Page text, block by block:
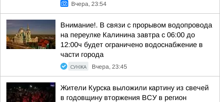
Вчера, 23:54
Внимание!. В связи с прорывом водопровода
на переулке Калинина завтра с 06:00 до
12:00ч будет ограничено водоснабжение в
части города
СУНЖА Вчера, 23:45
Жители Курска выложили картину из свечей
в годовщину вторжения ВСУ в регион